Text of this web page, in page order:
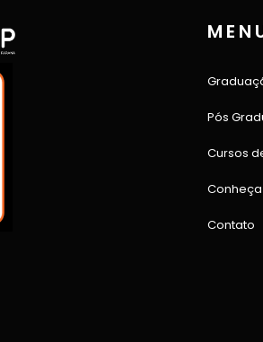
Pós
Cursos
Conheça
Contato